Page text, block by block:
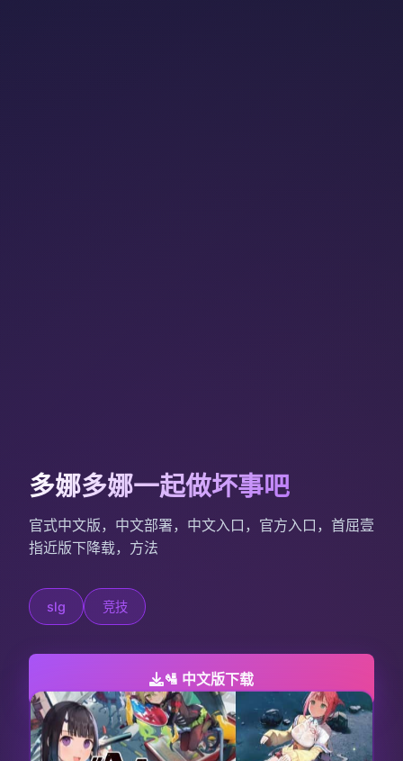
多娜多娜一起做坏事吧
官式中文版，中文部署，中文入口，官方入口，首屈壹
指近版下降载，方法
slg 竞技
🛂 中文版下载